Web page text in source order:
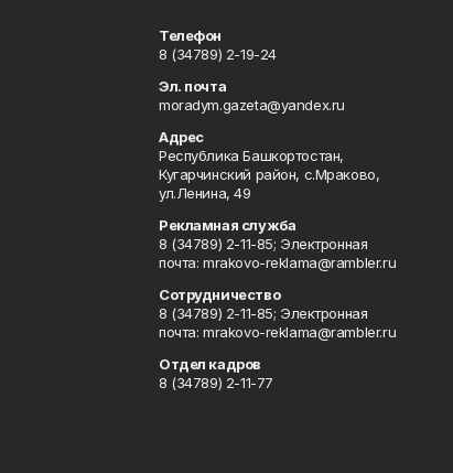
Телефон
8 (34789) 2-19-24
Эл. почта
moradym.gazeta@yandex.ru
Адрес
Республика Башкортостан,
Кугарчинский район, с.Мраково,
ул.Ленина, 49
Рекламная служба
8 (34789) 2-11-85; Электронная
почта: mrakovo-reklama@rambler.ru
Сотрудничество
8 (34789) 2-11-85; Электронная
почта: mrakovo-reklama@rambler.ru
Отдел кадров
8 (34789) 2-11-77